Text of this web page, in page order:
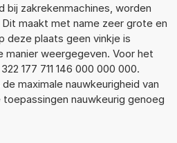
bij zakrekenmachines, worden
Dit maakt met name zeer grote en
deze plaats geen vinkje is
weergegeven. Voor het
177 711 146 000 000 000.
maximale nauwkeurigheid van
nauwkeurig genoeg